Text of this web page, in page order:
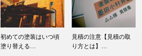
見積の注意【見積の取
り方とは】…
遮熱塗料のオススメ
は？